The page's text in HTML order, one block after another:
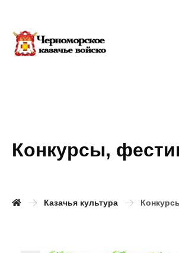
Конкурсы,
Казачья культура